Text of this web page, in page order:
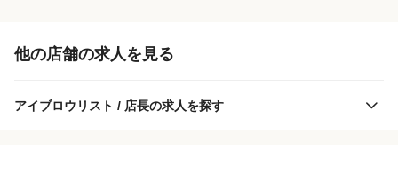
各店舗の特色（詳しい給与、一緒に働くスタッフ、サービスメニュー、客層
など）が見られます
他の店舗の求人を見る
アイブロウリスト / 店長の求人を探す